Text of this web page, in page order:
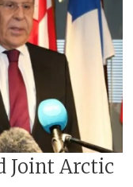
Joint Arctic